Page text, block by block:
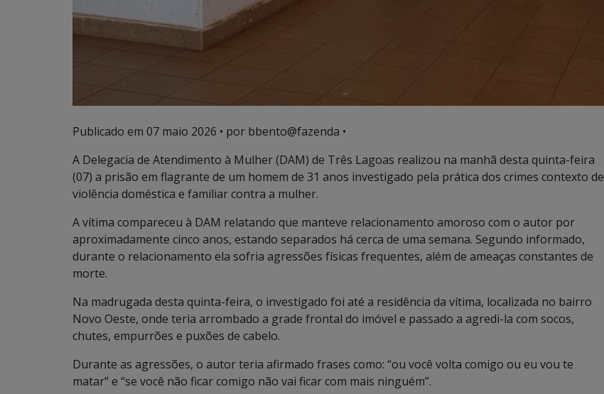
Publicado em 07 maio 2026 • por bbento@fazenda •
A Delegacia de Atendimento à Mulher (DAM) de Três Lagoas realizou na manhã desta quinta-feira
(07) a prisão em flagrante de um homem de 31 anos investigado pela prática dos crimes contexto de
violência doméstica e familiar contra a mulher.
A vítima compareceu à DAM relatando que manteve relacionamento amoroso com o autor por
aproximadamente cinco anos, estando separados há cerca de uma semana. Segundo informado,
durante o relacionamento ela sofria agressões físicas frequentes, além de ameaças constantes de
morte.
Na madrugada desta quinta-feira, o investigado foi até a residência da vítima, localizada no bairro
Novo Oeste, onde teria arrombado a grade frontal do imóvel e passado a agredi-la com socos,
chutes, empurrões e puxões de cabelo.
Durante as agressões, o autor teria afirmado frases como: “ou você volta comigo ou eu vou te
matar” e “se você não ficar comigo não vai ficar com mais ninguém”.